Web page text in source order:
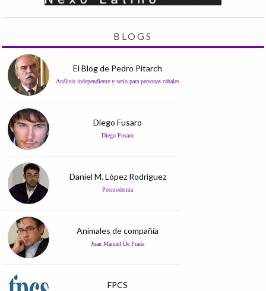
BLOGS
El Blog de Pedro Pitarch
Análisis independiente y serio para personas cabales
Diego Fusaro
Diego Fusaro
Daniel M. López Rodríguez
Posmodernia
Animales de compañía
Juan Manuel De Prada
FPCS